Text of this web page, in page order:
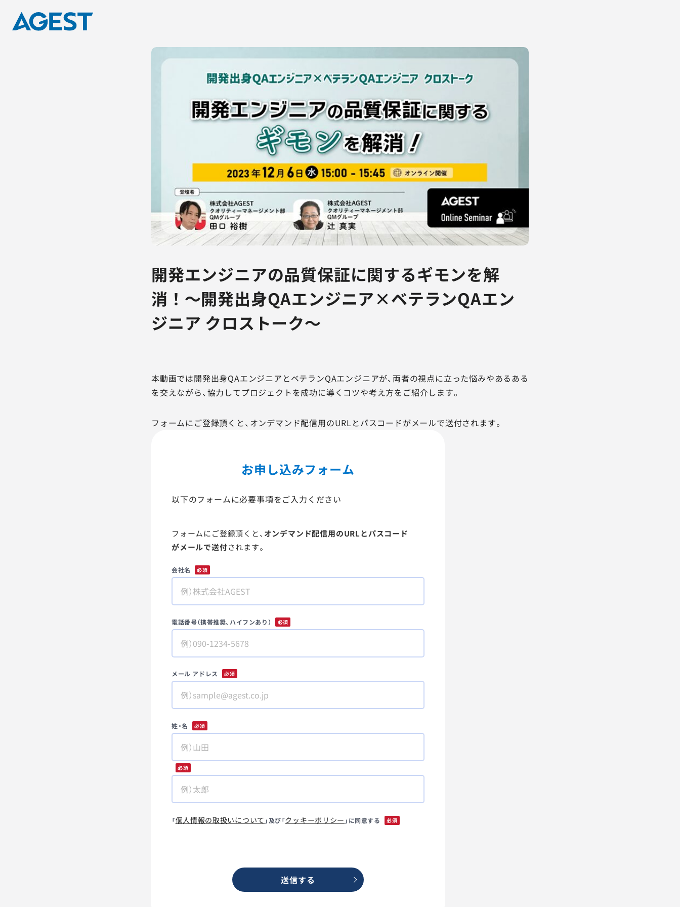
開発エンジニアの品質保証に関するギモンを解
消！～開発出身QAエンジニア×ベテランQAエン
ジニア クロストーク～
本動画では開発出身QAエンジニアとベテランQAエンジニアが、両者の視点に立った悩みやあるある
を交えながら、協力してプロジェクトを成功に導くコツや考え方をご紹介します。
フォームにご登録頂くと、オンデマンド配信用のURLとパスコードがメールで送付されます。
お申し込みフォーム
以下のフォームに必要事項をご入力ください
フォームにご登録頂くと、 オンデマンド配信用のURLとパスコード
がメールで送付されます。
会社名
電話番号（携帯推奨、ハイフンあり）
メール アドレス
姓・名
「個人情報の取扱いについて 」及び「クッキーポリシー 」に同意する
送信する